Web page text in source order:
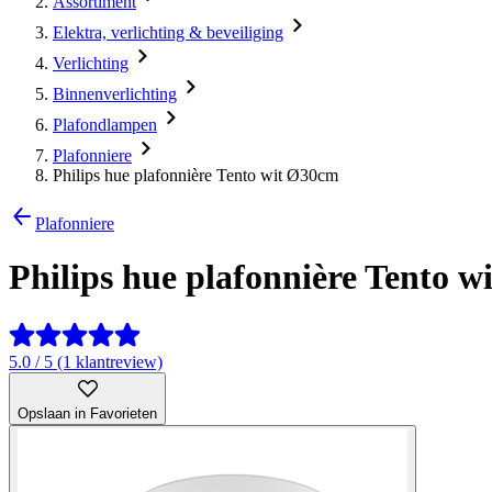
Elektra, verlichting & beveiliging
Verlichting
Binnenverlichting
Plafondlampen
Plafonniere
Philips hue plafonnière Tento wit Ø30cm
Plafonniere
Philips hue plafonnière Tento
5.0 / 5 (1 klantreview)
Opslaan in Favorieten